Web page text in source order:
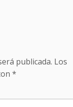
publicada. Los
*